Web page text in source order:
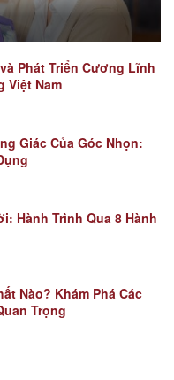
Phát Triển Cương Lĩnh
Việt Nam
Giác Của Góc Nhọn:
Hành Trình Qua 8 Hành
Nào? Khám Phá Các
Trọng